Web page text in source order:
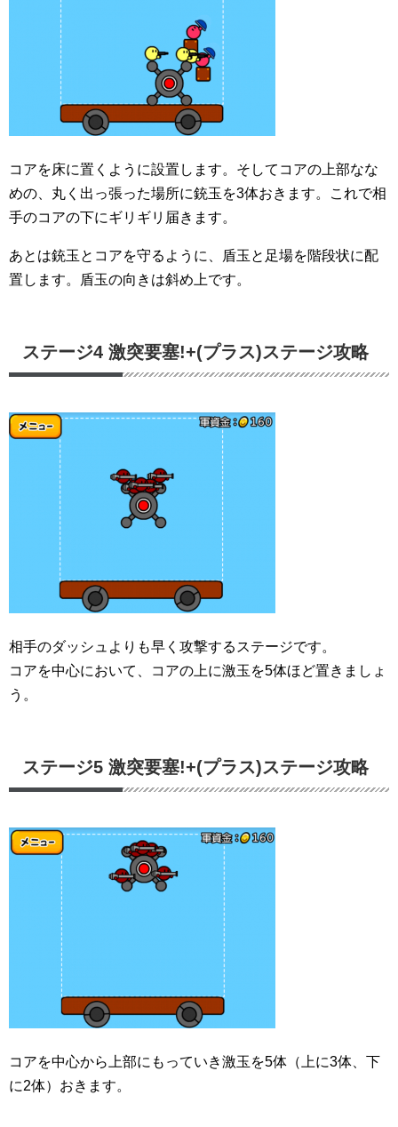
コアを床に置くように設置します。そしてコアの上部なな
めの、丸く出っ張った場所に銃玉を3体おきます。これで相
手のコアの下にギリギリ届きます。
あとは銃玉とコアを守るように、盾玉と足場を階段状に配
置します。盾玉の向きは斜め上です。
ステージ4 激突要塞!+(プラス)ステージ攻略
相手のダッシュよりも早く攻撃するステージです。
コアを中心において、コアの上に激玉を5体ほど置きましょ
う。
ステージ5 激突要塞!+(プラス)ステージ攻略
コアを中心から上部にもっていき激玉を5体（上に3体、下
に2体）おきます。